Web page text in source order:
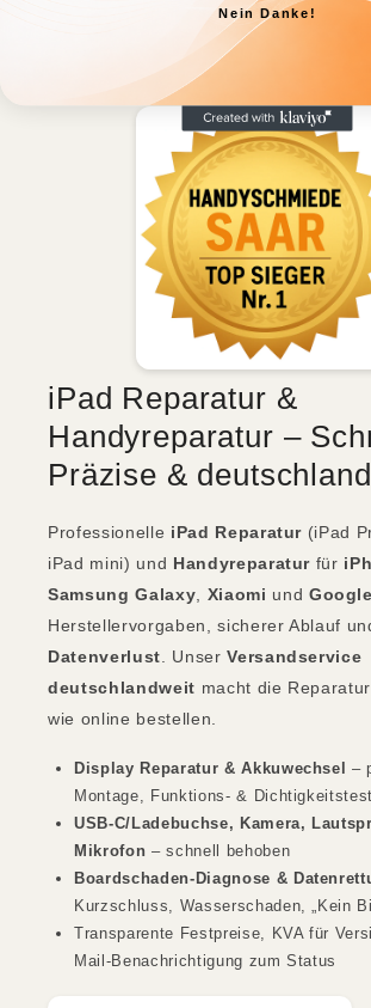
iPad Reparatur &
Handyreparatur –
Präzise &
Professionelle iPad Reparatur (iPad
iPad mini) und
Handyreparatur für
Samsung Galaxy, Xiaomi und
Herstellervorgaben, sicherer Ablauf
Datenverlust. UnserVersandservice
deutschlandweit macht die
wie online bestellen.
Display Reparatur & Akkuwechsel
–
Montage, Funktions- & Dichtigkeitstest
USB-C/Ladebuchse, Kamera,
Mikrofon – schnell behoben
Boardschaden-Diagnose &
Kurzschluss, Wasserschaden, „Kein
Transparente Festpreise, KVA für
Mail-Benachrichtigung zum Status
Nein Danke!